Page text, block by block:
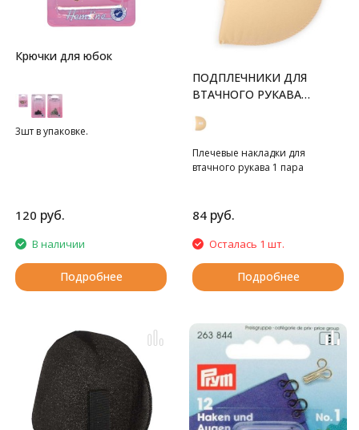
Крючки для юбок
3шт в упаковке.
120 руб.
В наличии
Подробнее
ПОДПЛЕЧНИКИ ДЛЯ
ВТАЧНОГО РУКАВА
Плечевые накладки для
втачного рукава 1 пара
84 руб.
Осталась 1 шт.
Подробнее